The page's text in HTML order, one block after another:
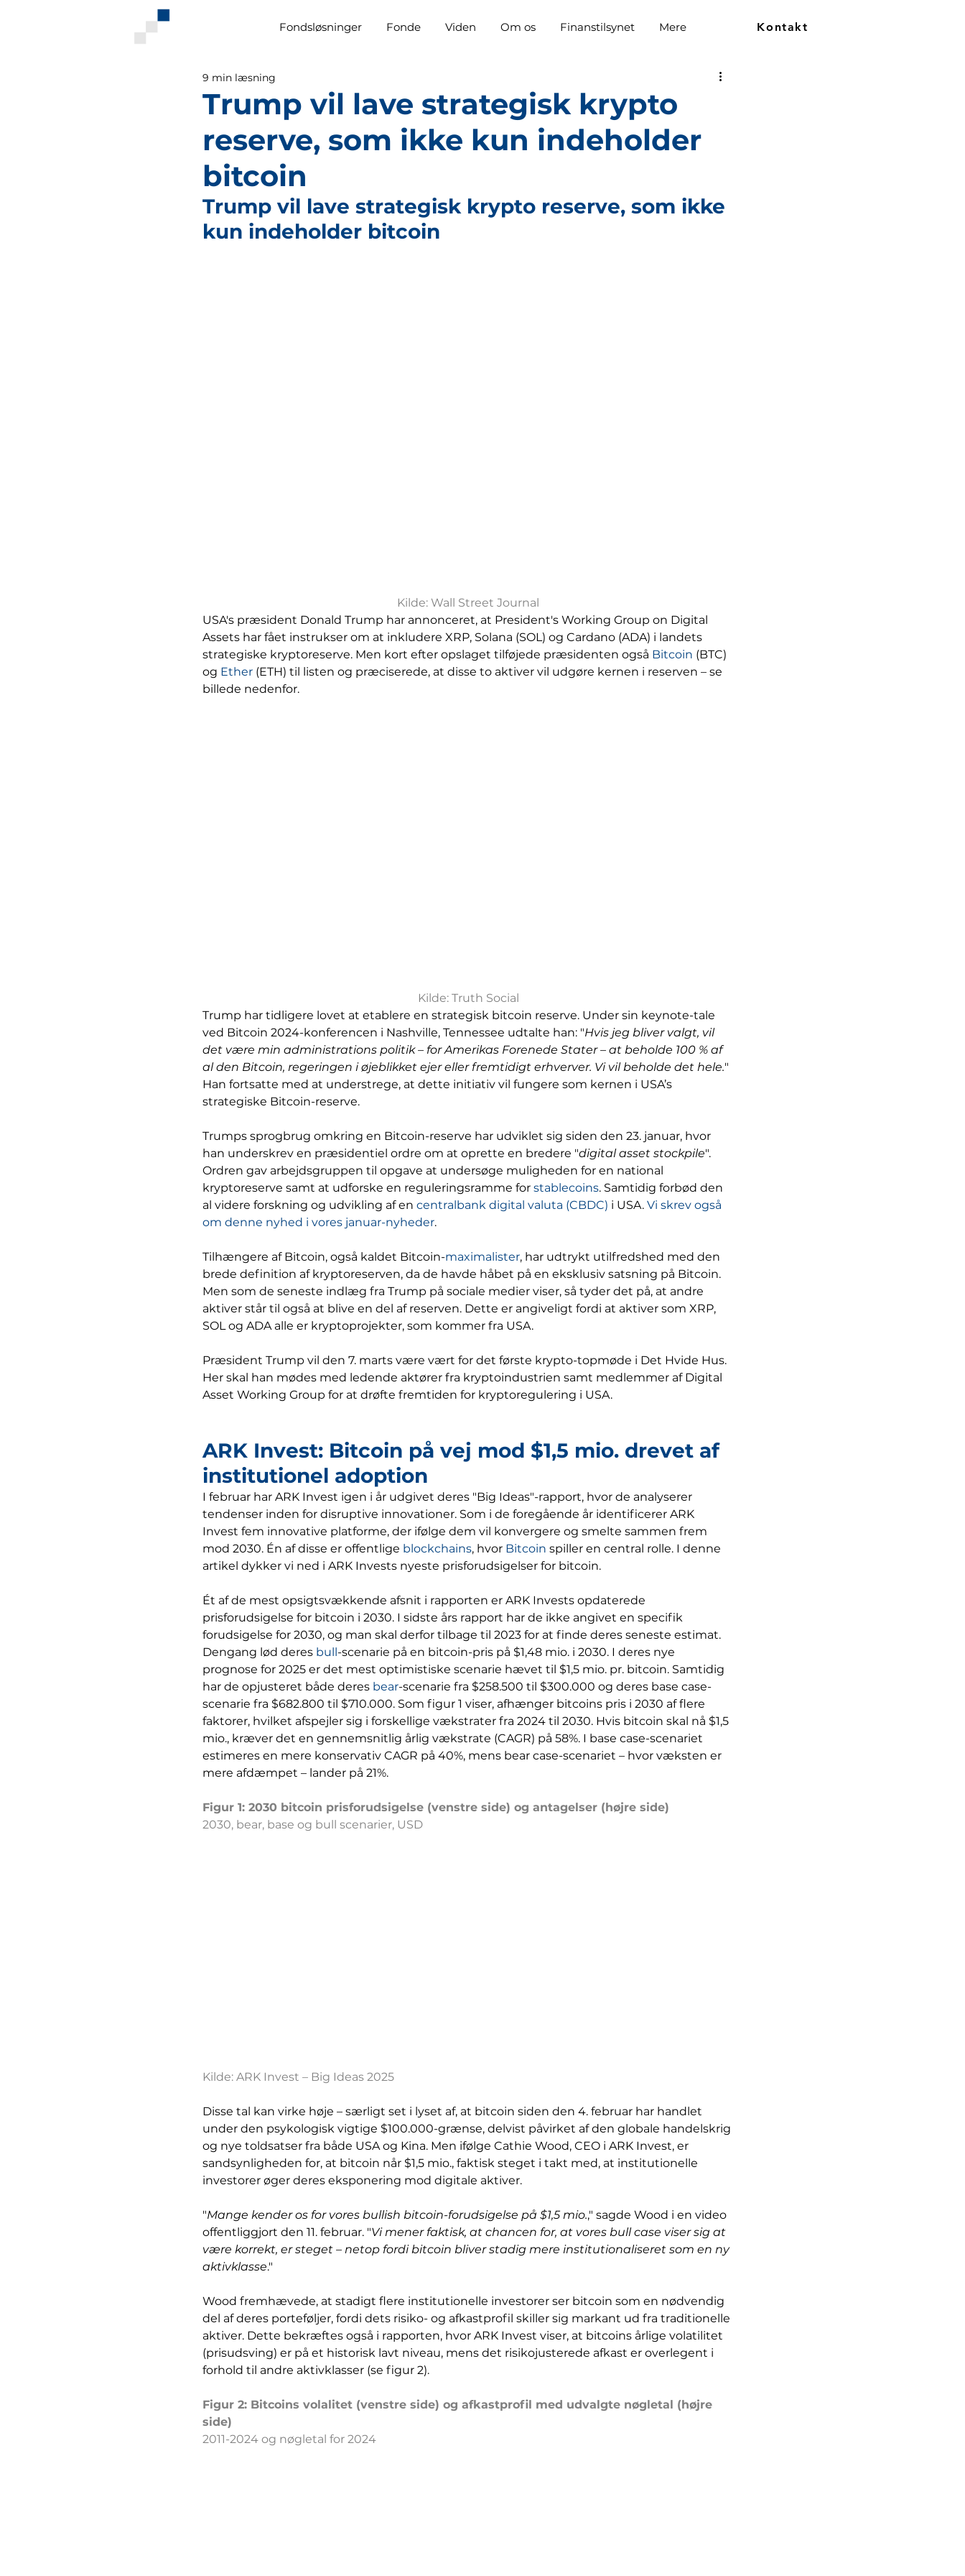
Fondsløsninger Fonde Viden Om os Finanstilsynet Mere Kontakt
Trump vil lave strategisk krypto
reserve, som ikke kun indeholder
bitcoin
9 min læsning
Trump vil lave strategisk krypto reserve, som ikke
kun indeholder bitcoin
Kilde: Wall Street Journal
USA's præsident Donald Trump har annonceret, at President's Working Group on Digital
Assets har fået instrukser om at inkludere XRP, Solana (SOL) og Cardano (ADA) i landets
strategiske kryptoreserve. Men kort efter opslaget tilføjede præsidenten også Bitcoin (BTC)
og Ether (ETH) til listen og præciserede, at disse to aktiver vil udgøre kernen i reserven – se
billede nedenfor.
Kilde: Truth Social
Trump har tidligere lovet at etablere en strategisk bitcoin reserve. Under sin keynote-tale
ved Bitcoin 2024-konferencen i Nashville, Tennessee udtalte han: "Hvis jeg bliver valgt, vil
det være min administrations politik – for Amerikas Forenede Stater – at beholde 100 % af
al den Bitcoin, regeringen i øjeblikket ejer eller fremtidigt erhverver. Vi vil beholde det hele."
Han fortsatte med at understrege, at dette initiativ vil fungere som kernen i USA’s
strategiske Bitcoin-reserve.
Trumps sprogbrug omkring en Bitcoin-reserve har udviklet sig siden den 23. januar, hvor
han underskrev en præsidentiel ordre om at oprette en bredere "digital asset stockpile".
Ordren gav arbejdsgruppen til opgave at undersøge muligheden for en national
kryptoreserve samt at udforske en reguleringsramme for stablecoins. Samtidig forbød den
al videre forskning og udvikling af en centralbank digital valuta (CBDC) i USA. Vi skrev også
om denne nyhed i vores januar-nyheder.
Tilhængere af Bitcoin, også kaldet Bitcoin-maximalister, har udtrykt utilfredshed med den
brede definition af kryptoreserven, da de havde håbet på en eksklusiv satsning på Bitcoin.
Men som de seneste indlæg fra Trump på sociale medier viser, så tyder det på, at andre
aktiver står til også at blive en del af reserven. Dette er angiveligt fordi at aktiver som XRP,
SOL og ADA alle er kryptoprojekter, som kommer fra USA.
Præsident Trump vil den 7. marts være vært for det første krypto-topmøde i Det Hvide Hus.
Her skal han mødes med ledende aktører fra kryptoindustrien samt medlemmer af Digital
Asset Working Group for at drøfte fremtiden for kryptoregulering i USA.
ARK Invest: Bitcoin på vej mod $1,5 mio. drevet af
institutionel adoption
I februar har ARK Invest igen i år udgivet deres "Big Ideas"-rapport, hvor de analyserer
tendenser inden for disruptive innovationer. Som i de foregående år identificerer ARK
Invest fem innovative platforme, der ifølge dem vil konvergere og smelte sammen frem
mod 2030. Én af disse er offentlige blockchains, hvor Bitcoin spiller en central rolle. I denne
artikel dykker vi ned i ARK Invests nyeste prisforudsigelser for bitcoin.
Ét af de mest opsigtsvækkende afsnit i rapporten er ARK Invests opdaterede
prisforudsigelse for bitcoin i 2030. I sidste års rapport har de ikke angivet en specifik
forudsigelse for 2030, og man skal derfor tilbage til 2023 for at finde deres seneste estimat.
Dengang lød deres bull-scenarie på en bitcoin-pris på $1,48 mio. i 2030. I deres nye
prognose for 2025 er det mest optimistiske scenarie hævet til $1,5 mio. pr. bitcoin. Samtidig
har de opjusteret både deres bear-scenarie fra $258.500 til $300.000 og deres base case-
scenarie fra $682.800 til $710.000. Som figur 1 viser, afhænger bitcoins pris i 2030 af flere
faktorer, hvilket afspejler sig i forskellige vækstrater fra 2024 til 2030. Hvis bitcoin skal nå $1,5
mio., kræver det en gennemsnitlig årlig vækstrate (CAGR) på 58%. I base case-scenariet
estimeres en mere konservativ CAGR på 40%, mens bear case-scenariet – hvor væksten er
mere afdæmpet – lander på 21%.
Figur 1: 2030 bitcoin prisforudsigelse (venstre side) og antagelser (højre side)
2030, bear, base og bull scenarier, USD
Kilde: ARK Invest – Big Ideas 2025
Disse tal kan virke høje – særligt set i lyset af, at bitcoin siden den 4. februar har handlet
under den psykologisk vigtige $100.000-grænse, delvist påvirket af den globale handelskrig
og nye toldsatser fra både USA og Kina. Men ifølge Cathie Wood, CEO i ARK Invest, er
sandsynligheden for, at bitcoin når $1,5 mio., faktisk steget i takt med, at institutionelle
investorer øger deres eksponering mod digitale aktiver.
"Mange kender os for vores bullish bitcoin-forudsigelse på $1,5 mio.," sagde Wood i en video
offentliggjort den 11. februar. "Vi mener faktisk, at chancen for, at vores bull case viser sig at
være korrekt, er steget – netop fordi bitcoin bliver stadig mere institutionaliseret som en ny
aktivklasse."
Wood fremhævede, at stadigt flere institutionelle investorer ser bitcoin som en nødvendig
del af deres porteføljer, fordi dets risiko- og afkastprofil skiller sig markant ud fra traditionelle
aktiver. Dette bekræftes også i rapporten, hvor ARK Invest viser, at bitcoins årlige volatilitet
(prisudsving) er på et historisk lavt niveau, mens det risikojusterede afkast er overlegent i
forhold til andre aktivklasser (se figur 2).
Figur 2: Bitcoins volalitet (venstre side) og afkastprofil med udvalgte nøgletal (højre
side)
2011-2024 og nøgletal for 2024